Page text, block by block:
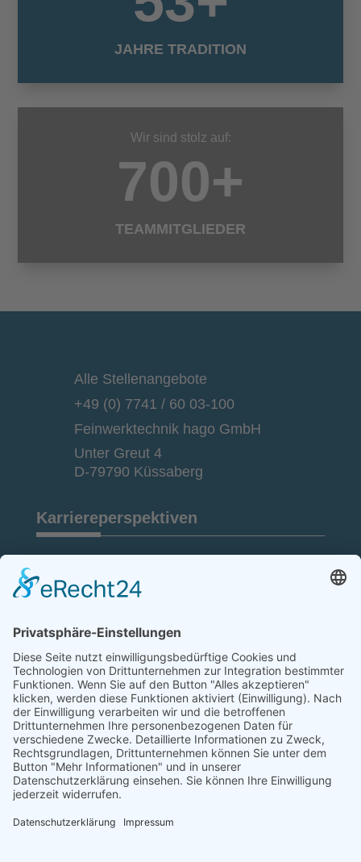
JAHRE TRADITION
Wir sind stolz auf:
700+
TEAMMITGLIEDER
Alle Stellenangebote
+49 (0) 7741 / 60 03-100
Feinwerktechnik hago GmbH
Unter Greut 4
D-79790 Küssaberg
Karriereperspektiven
Technische Berufe
Kaufmännische Berufe
Schüler & Studierende
Über hago
Über uns
Mitarbeiterstimmen
hago Webseite